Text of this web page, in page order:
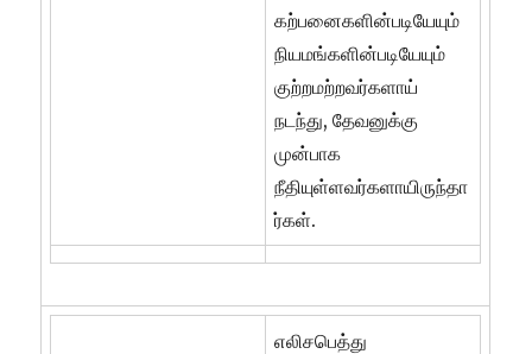
கற்பனைகளின்படியேயும்
நியமங்களின்படியேயும்
குற்றமற்றவர்களாய்
நடந்து, தேவனுக்கு
முன்பாக
நீதியுள்ளவர்களாயிருந்தா
ர்கள்.
எலிசபெத்து